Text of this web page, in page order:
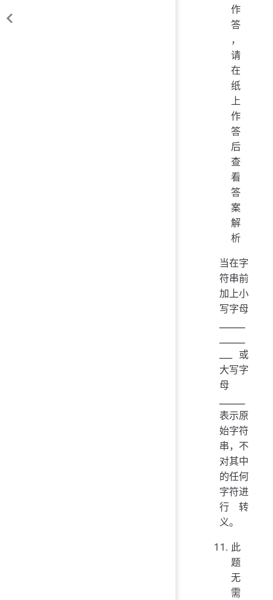
作
答
，
请
在
纸
上
作
答
后
查
看
答
案
解
析
当在字
符串前
加上小
写字母
___或
大写字
母
表示原
始字符
串，不
对其中
的任何
字符进
行转
义。
此
题
无
需